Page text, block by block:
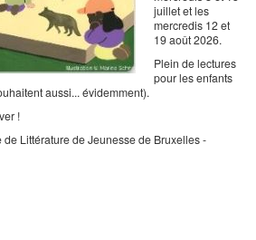
juillet et les
mercredis 12 et
19 août 2026.
Plein de lectures
pour les enfants
aussi... évidemment).
!
Littérature de Jeunesse de Bruxelles -